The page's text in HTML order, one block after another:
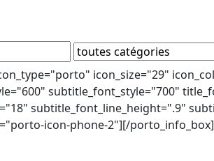
icon_size="29"
subtitle_font_style="700"
subtitle_font_line_height=".9"
icon-phone-2"][/porto_info_box]